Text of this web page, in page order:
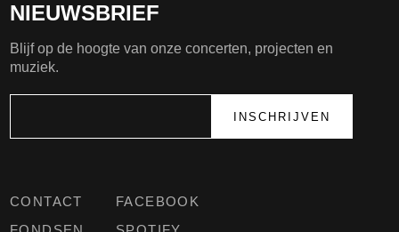
CONTACT
FACEBOOK
NIEUWSBRIEF
Blijf op de hoogte van onze concerten, projecten en
muziek.